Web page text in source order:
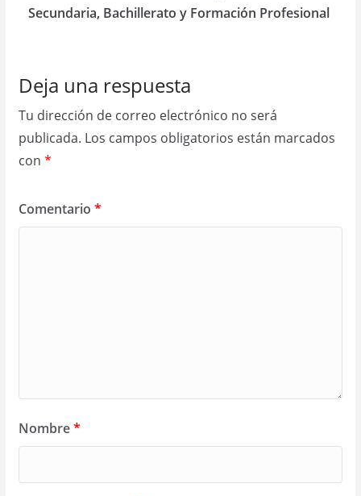
Secundaria, Bachillerato y Formación Profesional
Deja una respuesta
Tu dirección de correo electrónico no será
publicada. Los campos obligatorios están marcados
con *
Comentario *
Nombre*